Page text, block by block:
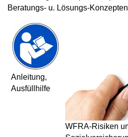
Beratungs- u. Lösungs-
Anleitung,
Ausfüllhilfe
WFRA-Risiken